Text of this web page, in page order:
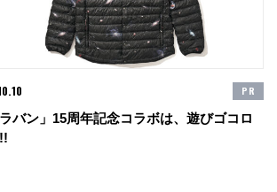
バン」15周年記念コラボは、遊びゴコロ
PR